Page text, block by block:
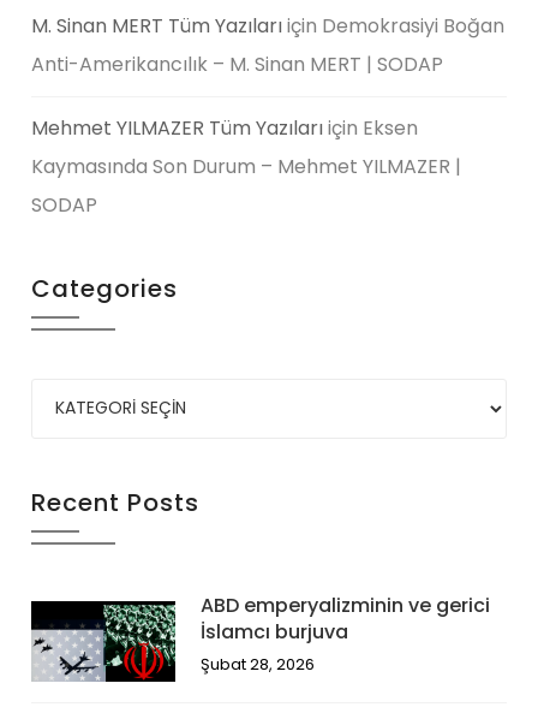
M. Sinan MERT Tüm Yazılarıiçin Demokrasiyi Boğan
Anti-Amerikancılık – M. Sinan MERT | SODAP
Mehmet YILMAZER Tüm Yazılarıiçin Eksen
Kaymasında Son Durum – Mehmet YILMAZER |
SODAP
Categories
Recent Posts
ABD emperyalizminin ve gerici
İslamcı burjuva
Şubat 28, 2026